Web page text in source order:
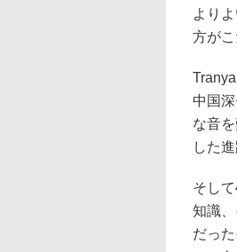
より
方が
中国
な音
した
そし
知識
だっ